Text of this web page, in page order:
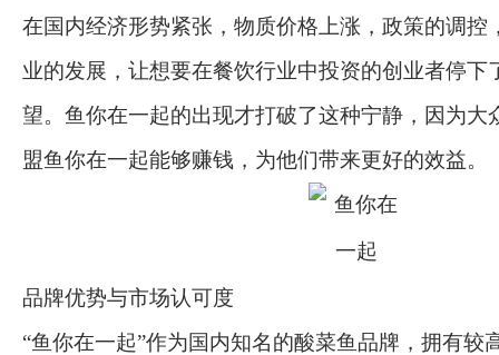
在国内经济形势紧张，物质价格上涨，政策的调控
业的发展，让想要在餐饮行业中投资的创业者停下
望。鱼你在一起的出现才打破了这种宁静，因为大
盟鱼你在一起能够赚钱，为他们带来更好的效益。
品牌优势与市场认可度
“鱼你在一起”作为国内知名的酸菜鱼品牌，拥有较